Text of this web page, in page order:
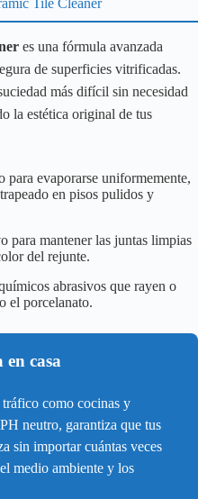
es una fórmula avanzada
de superficies vitrificadas.
más difícil sin necesidad
la estética original de tus
para evaporarse uniformemente,
en pisos pulidos y
para mantener las juntas limpias
del rejunte.
abrasivos que rayen o
el porcelanato.
en casa
tráfico como cocinas y
neutro, garantiza que tus
sin importar cuántas veces
medio ambiente y los